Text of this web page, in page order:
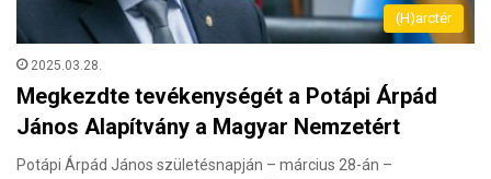
(H)arctér
2025.03.28.
Megkezdte tevékenységét a Potápi Árpád
János Alapítvány a Magyar Nemzetért
Potápi Árpád János születésnapján – március 28-án –